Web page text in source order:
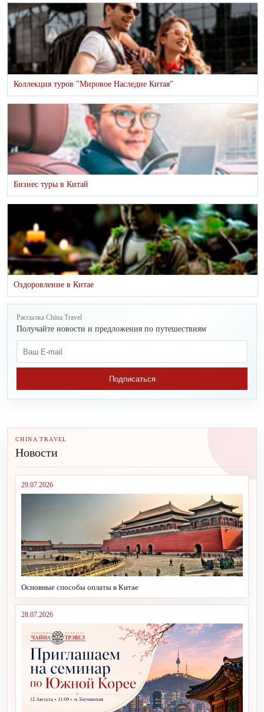
Коллекция туров "Мировое Наследие Китая"
Бизнес туры в Китай
Оздоровление в Китае
Рассылка China Travel
Получайте новости и предложения по путешествиям
Подписаться
CHINA TRAVEL
Новости
29.07.2026
Основные способы оплаты в Китае
28.07.2026